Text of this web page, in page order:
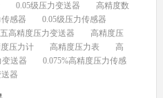
0.05级压力变送器
高精度数
感器
0.05级压力传感器
高精度压力变送器
高精度压
压力计 高精度压力表
高
变送器
0.075%高精度压力传感
器